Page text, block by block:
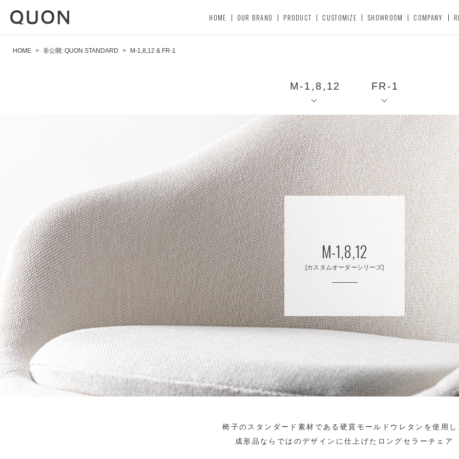
HOME OUR BRAND PRODUCT CUSTOMIZE SHOWROOM COMPANY
HOME > 非公開: QUON STANDARD > M-1,8,12 & FR-1
M-1,8,12 FR-1
M-1,8,12
[カスタムオーダーシリーズ]
椅子のスタンダード素材である硬質モールドウレタンを使用
成形品ならではのデザインに仕上げたロングセラーチェア